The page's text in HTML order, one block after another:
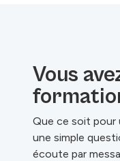
Vous
Que ce soit pour
une simple
écoute par